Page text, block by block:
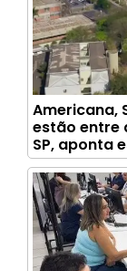
Americana,
estão entre
SP, aponta